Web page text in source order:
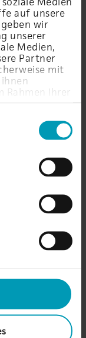
auf unsere
wir
unserer
Medien,
Partner
mit
Rahmen Ihrer